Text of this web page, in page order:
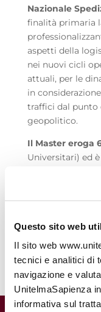
Questo sito web
Il sito web
tecnici e analitici di
navigazione e
UnitelmaSapienza
informativa sul
Nazionale
finalità primaria
aspetti della
nei nuovi cicli
attuali, per le
in
traffici dal punto
geopolitico.
Il Master eroga
Universitari) ed